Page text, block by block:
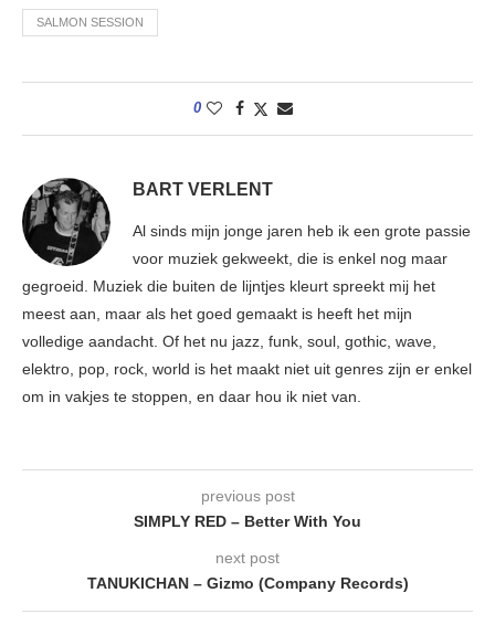
SALMON SESSION
0
BART VERLENT
Al sinds mijn jonge jaren heb ik een grote passie
voor muziek gekweekt, die is enkel nog maar
gegroeid. Muziek die buiten de lijntjes kleurt spreekt mij het
meest aan, maar als het goed gemaakt is heeft het mijn
volledige aandacht. Of het nu jazz, funk, soul, gothic, wave,
elektro, pop, rock, world is het maakt niet uit genres zijn er enkel
om in vakjes te stoppen, en daar hou ik niet van.
previous post
SIMPLY RED – Better With You
next post
TANUKICHAN – Gizmo (Company Records)